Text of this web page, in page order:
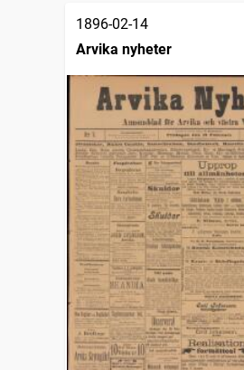
1896-02-14
Arvika nyheter